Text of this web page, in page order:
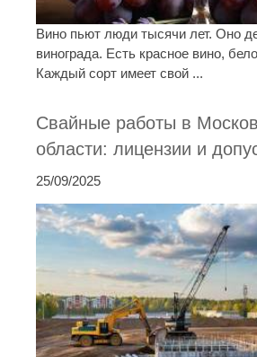
Вино пьют люди тысячи лет. Оно
винограда. Есть красное вино,
Каждый сорт имеет свой ...
Свайные работы в
области: лицензии и
25/09/2025